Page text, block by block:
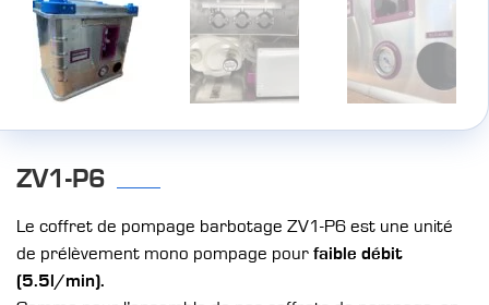
ZV1-P6
Le coffret de pompage barbotage ZV1-P6 est une unité
de prélèvement mono pompage pour faible débit
(5.5l/min).